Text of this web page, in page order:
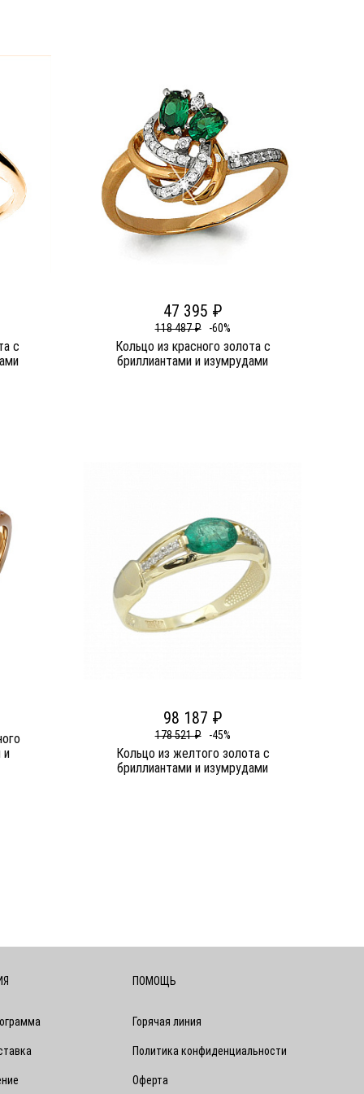
c
47 395 ₽
118 487 ₽ -60%
Кольцо из красного золота c
бриллиантами и изумрудами
и
98 187 ₽
178 521 ₽ -45%
Кольцо из желтого золота c
бриллиантами и изумрудами
ПОМОЩЬ
Горячая линия
Политика конфиденциальности
Оферта